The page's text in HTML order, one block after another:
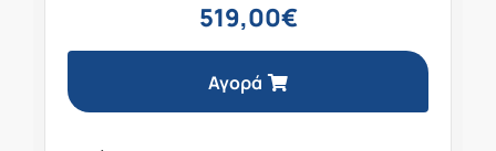
519,00€
Αγορά